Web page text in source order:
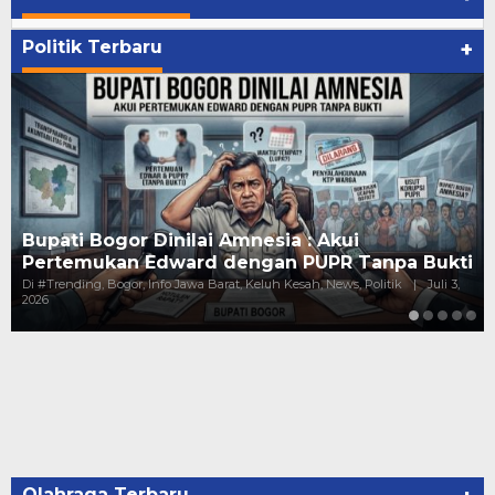
Politik Terbaru +
Bupati Bogor Dinilai Amnesia : Akui
Pertemukan Edward dengan PUPR Tanpa Bukti
Di #Trending, Bogor, Info Jawa Barat, Keluh Kesah, News, Politik |
Juli 3,
2026